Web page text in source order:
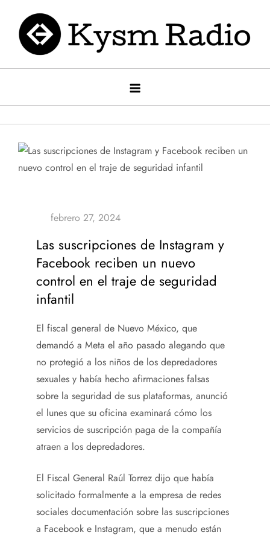
contenido
Kysm radio
Kysm Radio
Las suscripciones de Instagram y
Facebook reciben un nuevo
control en el traje de seguridad
infantil
El fiscal general de Nuevo México, que
demandó a Meta el año pasado alegando que
no protegió a los niños de los depredadores
sexuales y había hecho afirmaciones falsas
sobre la seguridad de sus plataformas, anunció
el lunes que su oficina examinará cómo los
servicios de suscripción paga de la compañía
atraen a los depredadores.
El Fiscal General Raúl Torrez dijo que había
solicitado formalmente a la empresa de redes
sociales documentación sobre las suscripciones
a Facebook e Instagram, que a menudo están